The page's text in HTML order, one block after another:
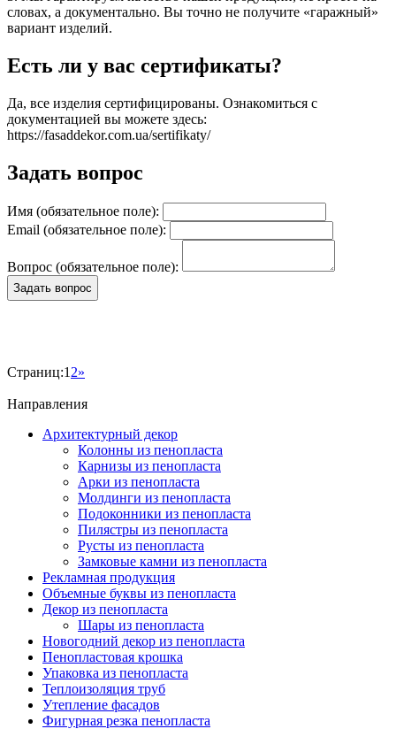
словах, а документально. Вы точно не получите «гаражный»
вариант изделий.
Есть ли у вас сертификаты?
Да, все изделия сертифицированы. Ознакомиться с
документацией вы можете здесь:
https://fasaddekor.com.ua/sertifikaty/
Задать вопрос
Имя (обязательное поле):
Email (обязательное поле):
Вопрос (обязательное поле):
Страниц:1 2»
Направления
Архитектурный декор
Колонны из пенопласта
Карнизы из пенопласта
Арки из пенопласта
Молдинги из пенопласта
Подоконники из пенопласта
Пилястры из пенопласта
Русты из пенопласта
Замковые камни из пенопласта
Рекламная продукция
Объемные буквы из пенопласта
Декор из пенопласта
Шары из пенопласта
Новогодний декор из пенопласта
Пенопластовая крошка
Упаковка из пенопласта
Теплоизоляция труб
Утепление фасадов
Фигурная резка пенопласта